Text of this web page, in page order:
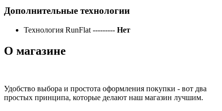
Дополнительные технологии
Технология RunFlat --------- Нет
О магазине
Удобство выбора и простота оформления покупки - вот два
простых принципа, которые делают наш магазин лучшим.